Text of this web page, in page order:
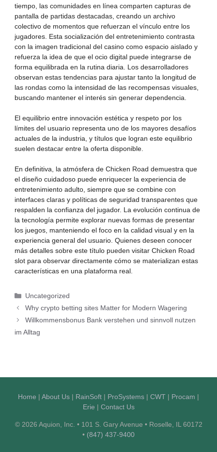
tiempo, las comunidades en línea comparten capturas de
pantalla de partidas destacadas, creando un archivo
colectivo de momentos que refuerzan el vínculo entre los
jugadores. Esta socialización del entretenimiento contrasta
con la imagen tradicional del casino como espacio aislado y
refuerza la idea de que el ocio digital puede integrarse de
forma equilibrada en la rutina diaria. Los desarrolladores
observan estas tendencias para ajustar tanto la longitud de
las rondas como la intensidad de las recompensas visuales,
buscando mantener el interés sin generar dependencia.
El equilibrio entre innovación estética y respeto por los
límites del usuario representa uno de los mayores desafíos
actuales de la industria, y títulos que logran este equilibrio
suelen destacar entre la oferta disponible.
En definitiva, la atmósfera de Chicken Road demuestra que
el diseño cuidadoso puede enriquecer la experiencia de
entretenimiento adulto, siempre que se combine con
interfaces claras y políticas de seguridad transparentes que
respalden la confianza del jugador. La evolución continua de
la tecnología permite explorar nuevas formas de presentar
los juegos, manteniendo el foco en la calidad visual y en la
experiencia general del usuario. Quienes deseen conocer
más detalles sobre este título pueden visitar Chicken Road
slot para observar directamente cómo se materializan estas
características en una plataforma real.
Categories
Uncategorized
Why crypto betting sites Matter for Modern Wagering
Willkommensbonus Bank verstehen und sinnvoll nutzen
im Alltag
Home | About Us | RainSoft | ProSystems | CWT | Procam |
Erie | Contact Us
© 2026 Aquion, Inc. • 101 S. Gary Avenue • Roselle, IL 60172
• (847) 437-9400